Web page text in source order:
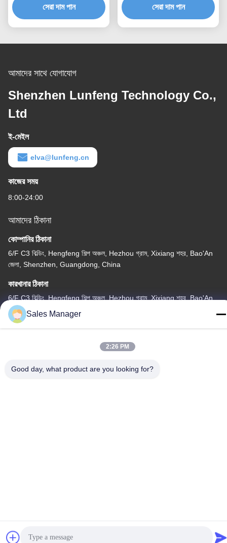
সেরা দাম পান
সেরা দাম পান
আমাদের সাথে যোগাযোগ
Shenzhen Lunfeng Technology Co.,
Ltd
ই-মেইল
elva@lunfeng.cn
কাজের সময়
8:00-24:00
আমাদের ঠিকানা
কোম্পানির ঠিকানা
6/F C3 বিল্ডিং, Hengfeng শিল্প অঞ্চল, Hezhou গ্রাম, Xixiang শহর, Bao'An
জেলা, Shenzhen, Guangdong, China
কারখানার ঠিকানা
6/F C3 বিল্ডিং, Hengfeng শিল্প অঞ্চল, Hezhou গ্রাম, Xixiang শহর, Bao'An
জেলা, Shenzhen, Guangdong, China
টেলিফোন
Sales Manager
2:26 PM
Good day, what product are you looking for?